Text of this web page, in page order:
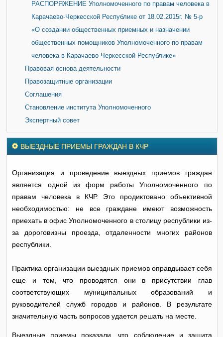
РАСПОРЯЖЕНИЕ Уполномоченного по правам человека в
Карачаево-Черкесской Республике от 18.02.2015г. № 5-р
«О создании общественных приемных и назначении
общественных помощников Уполномоченного по правам
человека в Карачаево-Черкесской Республике»
Правовая основа деятельности
Правозащитные организации
Соглашения
Становление института Уполномоченного
Экспертный совет
ВЫЕЗДНЫЕ ПРИЕМЫ ГРАЖДАН В КЧР
Организация и проведение выездных приемов граждан
является одной из форм работы Уполномоченного по
правам человека в КЧР. Это продиктовано объективной
необходимостью: не все граждане имеют возможность
приехать в офис Уполномоченного в столицу республики из-
за дороговизны проезда, отдаленности многих районов
республики.
Практика организации выездных приемов оправдывает себя
еще и тем, что проводятся они в присутствии глав
соответствующих муниципальных образований и
руководителей служб городов и районов. В результате
значительную часть вопросов удается решать на месте.
Выездные приемы показали, что соблюдение и защита